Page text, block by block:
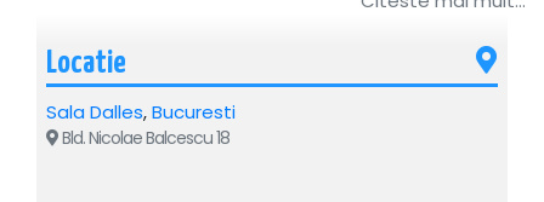
seară de rugăciune în care cântarea bizantină să
devină mărturisire a credinței noastre și un prinos de
cinstire adus Maicii Domnului.
Prin bogăția și profunzimea imnografiei ortodoxe,
Locatie
Sala Dalles,Bucuresti
Bld. Nicolae Balcescu 18